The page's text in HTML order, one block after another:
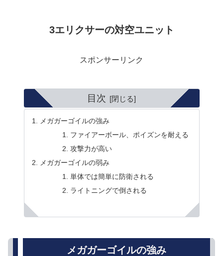
3エリクサーの対空ユニット
スポンサーリンク
目次
メガガーゴイルの強み
ファイアーボール、ポイズンを耐える
攻撃力が高い
メガガーゴイルの弱み
単体では簡単に防衛される
ライトニングで倒される
メガガーゴイルの強み